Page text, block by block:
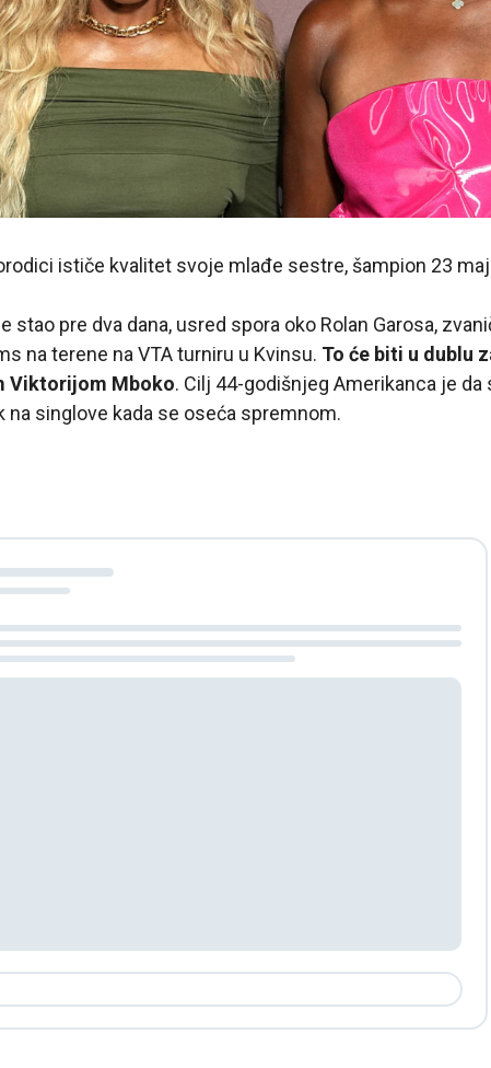
ističe kvalitet svoje mlađe sestre, šampion 23
stao pre dva dana, usred spora oko Rolan Garosa,
na terene na VTA turniru u Kvinsu. To će biti u dublu
Viktorijom Mboko. Cilj 44-godišnjeg Amerikanca je da
na singlove kada se oseća spremnom.